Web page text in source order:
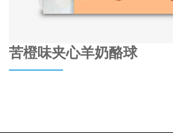
苦橙味夹心羊奶酪球